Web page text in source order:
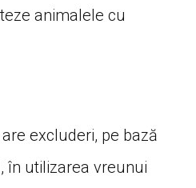
animalele cu
excluderi, pe bază
în utilizarea vreunui